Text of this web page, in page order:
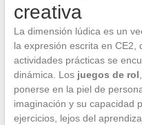
creativa
La dimensión lúdica es un
la expresión escrita en CE2,
actividades prácticas se
dinámica. Los juegos de rol
ponerse en la piel de
imaginación y su capacidad
ejercicios, lejos del